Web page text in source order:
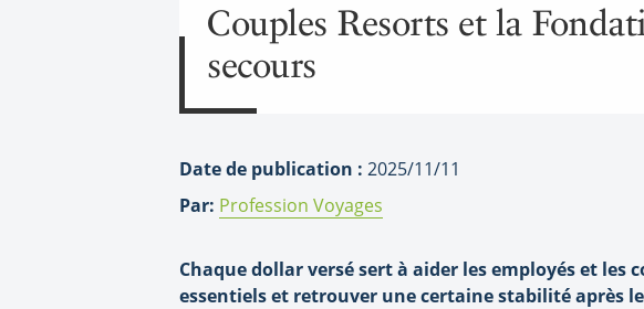
Couples Resorts et la
secours
Date de publication : 2025/11/11
Par: Profession Voyages
Chaque dollar versé sert à aider les employés et
essentiels et retrouver une certaine stabilité après le